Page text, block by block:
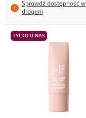
Sprawdź dostępność w
drogerii
TYLKO U NAS